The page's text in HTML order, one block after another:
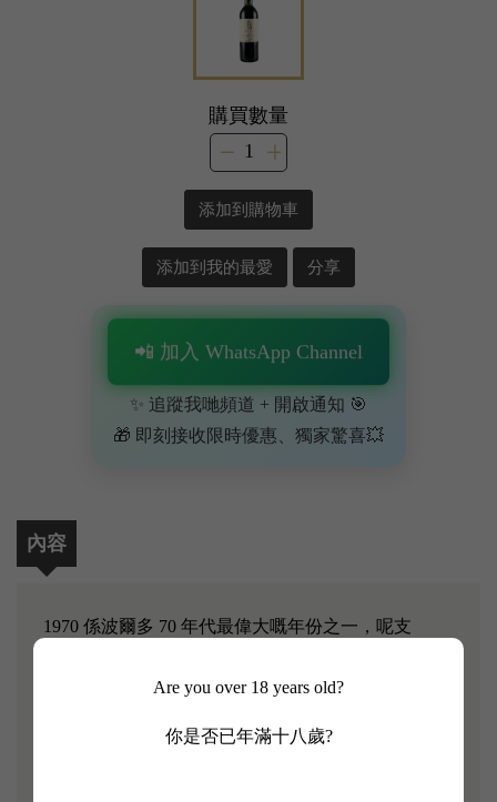
Are you over 18 years old?
你是否已年滿十八歲?
購買數量
添加到購物車
添加到我的最愛 分享
📲 加入 WhatsApp Channel
✨ 追蹤我哋頻道 + 開啟通知 🎯
🎁 即刻接收限時優惠、獨家驚喜💥
內容
1970 係波爾多 70 年代最偉大嘅年份之一，呢支
作！ 當年嘅優良氣候賦予咗佢極強嘅生命力同深邃
張力。 香氣深不可測，爆發出極度濃郁嘅黑松露、